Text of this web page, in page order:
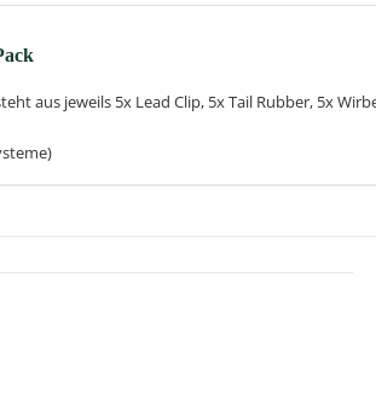
aus jeweils 5x Lead Clip, 5x Tail Rubber, 5x